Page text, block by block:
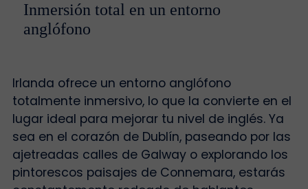
Inmersión total en un entorno
anglófono
Irlanda ofrece un entorno anglófono
totalmente inmersivo, lo que la convierte en el
lugar ideal para mejorar tu nivel de inglés. Ya
sea en el corazón de Dublín, paseando por las
ajetreadas calles de Galway o explorando los
pintorescos paisajes de Connemara, estarás